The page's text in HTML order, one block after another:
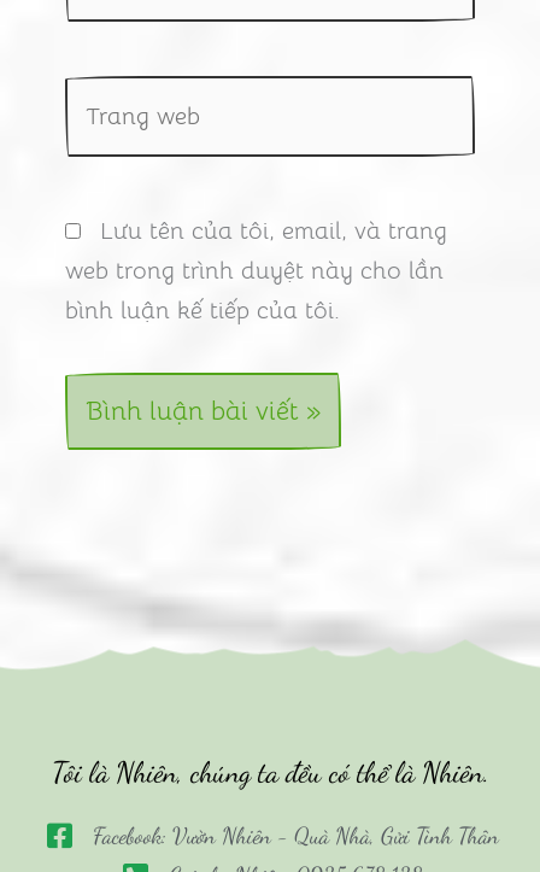
Trang
web
Lưu tên của tôi, email, và trang
web trong trình duyệt này cho lần
bình luận kế tiếp của tôi.
Tôi là Nhiên, chúng ta đều có thể là Nhiên.
Facebook: Vườn Nhiên - Quà Nhà, Gửi Tình Thân